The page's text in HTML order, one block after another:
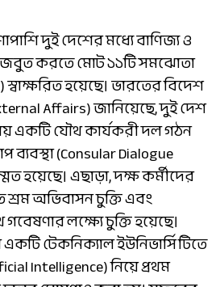
দুই দেশের মধ্যে বাণিজ্য ও
করতে মোট ১১টি সমঝোতা
হয়েছে। ভারতের বিদেশ
Affairs) জানিয়েছে, দুই দেশ
একটি যৌথ কার্যকরী দল গঠন
(Consular Dialogue
হয়েছে। এছাড়া, দক্ষ কর্মীদের
অভিবাসন চুক্তি এবং
গবেষণার লক্ষ্যে চুক্তি হয়েছে।
টেকনিক্যাল ইউনিভার্সিটিতে
Intelligence) নিয়ে প্রথম